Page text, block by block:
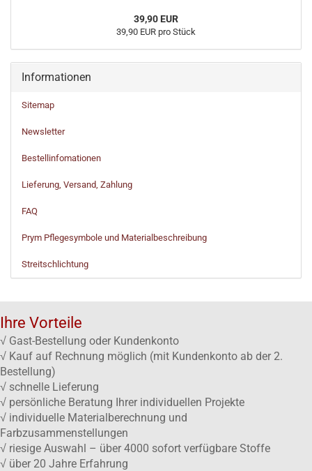
39,90 EUR
39,90 EUR pro Stück
Informationen
Sitemap
Newsletter
Bestellinfomationen
Lieferung, Versand, Zahlung
FAQ
Prym Pflegesymbole und Materialbeschreibung
Streitschlichtung
Ihre Vorteile
√ Gast-Bestellung oder Kundenkonto
√ Kauf auf Rechnung möglich (mit Kundenkonto ab der 2.
Bestellung)
√ schnelle Lieferung
√ persönliche Beratung Ihrer individuellen Projekte
√ individuelle Materialberechnung und
Farbzusammenstellungen
√ riesige Auswahl – über 4000 sofort verfügbare Stoffe
√ über 20 Jahre Erfahrung